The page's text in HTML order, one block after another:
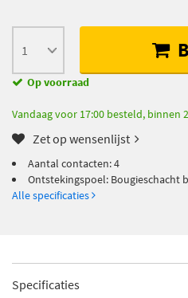
Op voorraad
Vandaag voor 17:00 besteld, binnen
Zet op wensenlijst
Aantal contacten: 4
Ontstekingspoel: Bougieschacht
Alle specificaties
Specificaties